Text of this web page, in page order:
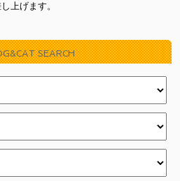
上げます。
SEARCH